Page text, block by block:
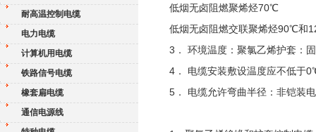
耐高温控制电缆
电力电缆
计算机用电缆
铁路信号电缆
橡套扁电缆
通信电源线
低烟无卤阻燃聚烯烃70℃
低烟无卤阻燃交联聚烯烃90℃和
3． 环境温度：聚氯乙烯护套：
4． 电缆安装敷设温度应不低于
5． 电缆允许弯曲半径：非铠装